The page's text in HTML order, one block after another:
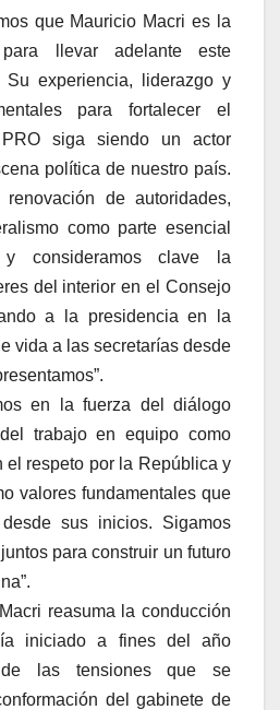
que Mauricio Macri es la
llevar adelante este
experiencia, liderazgo y
para fortalecer el
siga siendo un actor
política de nuestro país.
de autoridades,
como parte esencial
consideramos clave la
del interior en el Consejo
a la presidencia en la
vida a las secretarías desde
en la fuerza del diálogo
trabajo en equipo como
el respeto por la República y
valores fundamentales que
sus inicios. Sigamos
para construir un futuro
reasuma la conducción
iniciado a fines del año
de las tensiones que se
del gabinete de